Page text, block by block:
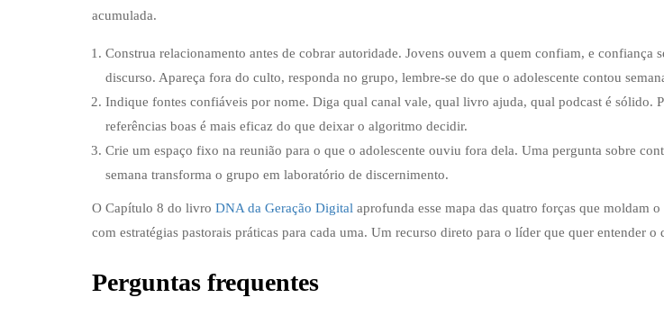
acumulada.
Construa relacionamento antes de cobrar autoridade. Jovens ouvem a quem confiam, e confiança
discurso. Apareça fora do culto, responda no grupo, lembre-se do que o adolescente contou
Indique fontes confiáveis por nome. Diga qual canal vale, qual livro ajuda, qual podcast é sólido.
referências boas é mais eficaz do que deixar o algoritmo decidir.
Crie um espaço fixo na reunião para o que o adolescente ouviu fora dela. Uma pergunta sobre
semana transforma o grupo em laboratório de discernimento.
O Capítulo 8 do livro DNA da Geração Digital aprofunda esse mapa das quatro forças que moldam o
com estratégias pastorais práticas para cada uma. Um recurso direto para o líder que quer entender o
Perguntas frequentes